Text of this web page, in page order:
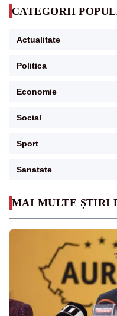
MAI MULTE ȘTIRI
CATEGORII
Actualitate
Politica
Economie
Social
Sport
Sanatate